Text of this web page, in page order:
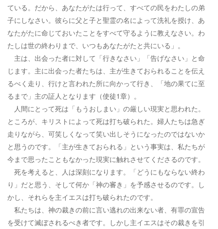
ている。だから、あなたがたは行って、すべての民をわたしの弟
子にしなさい。彼らに父と子と聖霊の名によって洗礼を授け、あ
なたがたに命じておいたことをすべて守るように教えなさい。わ
たしは世の終わりまで、いつもあなたがたと共にいる」。
主は、出会った者に対して「行きなさい」「告げなさい」と命
じます。主に出会った者たちは、主が生きておられることを伝え
るべく走り、行けと言われた所に向かって行き、「地の果てに至
るまで」主の証人となります（使徒1章）。
人間にとって死は「もうおしまい」の厳しい現実と思われた。
ところが、キリストによって死は打ち破られた。婦人たちは急ぎ
走りながら、可笑しくなって笑い出しそうになったのではないか
と思うのです。「主が生きておられる」という事実は、私たちが
今まで思ったこともなかった現実に触れさせてくださるのです。
死を考えると、人は深刻になります。「どうにもならない終わ
り」だと思う、そして何か「神の審き」を予感させるのです。し
かし、それらを主イエスは打ち破られたのです。
私たちは、神の裁きの前に言い逃れの出来ない者、有罪の宣告
を受けて滅ぼされるべき者です。しかし主イエスはその裁きを引